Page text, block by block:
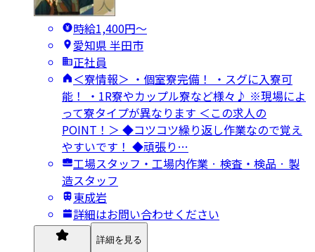
時給1,400円〜
愛知県 半田市
正社員
＜寮情報＞ ・個室寮完備！ ・スグに入寮可
能！ ・1R寮やカップル寮など様々♪ ※現場によ
って寮タイプが異なります ＜この求人の
POINT！＞ ◆コツコツ繰り返し作業なので覚え
やすいです！ ◆頑張り…
工場スタッフ・工場内作業 · 検査・検品 · 製
造スタッフ
東成岩
詳細はお問い合わせください
詳細を見る